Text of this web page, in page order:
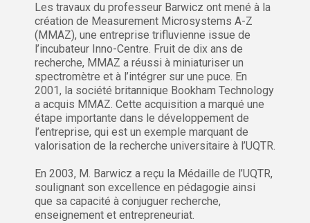
Les travaux du professeur Barwicz ont mené à la
création de Measurement Microsystems A-Z
(MMAZ), une entreprise trifluvienne issue de
l’incubateur Inno-Centre. Fruit de dix ans de
recherche, MMAZ a réussi à miniaturiser un
spectromètre et à l’intégrer sur une puce. En
2001, la société britannique Bookham Technology
a acquis MMAZ. Cette acquisition a marqué une
étape importante dans le développement de
l’entreprise, qui est un exemple marquant de
valorisation de la recherche universitaire à l’UQTR.
En 2003, M. Barwicz a reçu la Médaille de l’UQTR,
soulignant son excellence en pédagogie ainsi
que sa capacité à conjuguer recherche,
enseignement et entrepreneuriat.